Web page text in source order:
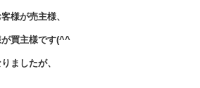
様が売主様、
が買主様です(^^
ましたが、